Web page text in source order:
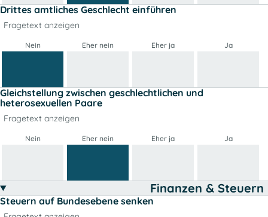
Drittes amtliches Geschlecht einführen
Fragetext anzeigen
Nein Eher nein Eher ja Ja
Gleichstellung zwischen geschlechtlichen und
heterosexuellen Paare
Fragetext anzeigen
Nein Eher nein Eher ja Ja
Finanzen & Steuern
Steuern auf Bundesebene senken